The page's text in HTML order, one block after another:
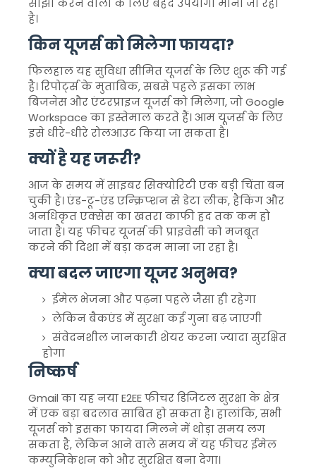
साझा करने वालों के लिए बेहद उपयोगी माना जा रहा
है।
किन यूजर्स को मिलेगा फायदा?
फिलहाल यह सुविधा सीमित यूजर्स के लिए शुरू की गई
है। रिपोर्ट्स के मुताबिक, सबसे पहले इसका लाभ
बिजनेस और एंटरप्राइज यूजर्स को मिलेगा, जोGoogle
Workspace का इस्तेमाल करते हैं। आम यूजर्स के लिए
इसे धीरे-धीरे रोलआउट किया जा सकता है।
क्यों है यह जरूरी?
आज के समय में साइबर सिक्योरिटी एक बड़ी चिंता बन
चुकी है। एंड-टू-एंड एन्क्रिप्शन से डेटा लीक, हैकिंग और
अनधिकृत एक्सेस का खतरा काफी हद तक कम हो
जाता है। यह फीचर यूजर्स की प्राइवेसी को मजबूत
करने की दिशा में बड़ा कदम माना जा रहा है।
क्या बदल जाएगा यूजर अनुभव?
ईमेल भेजना और पढ़ना पहले जैसा ही रहेगा
लेकिन बैकएंड में सुरक्षा कई गुना बढ़ जाएगी
संवेदनशील जानकारी शेयर करना ज्यादा सुरक्षित
होगा
निष्कर्ष
Gmail का यह नया E2EE फीचर डिजिटल सुरक्षा के क्षेत्र
में एक बड़ा बदलाव साबित हो सकता है। हालांकि, सभी
यूजर्स को इसका फायदा मिलने में थोड़ा समय लग
सकता है, लेकिन आने वाले समय में यह फीचर ईमेल
कम्युनिकेशन को और सुरक्षित बना देगा।